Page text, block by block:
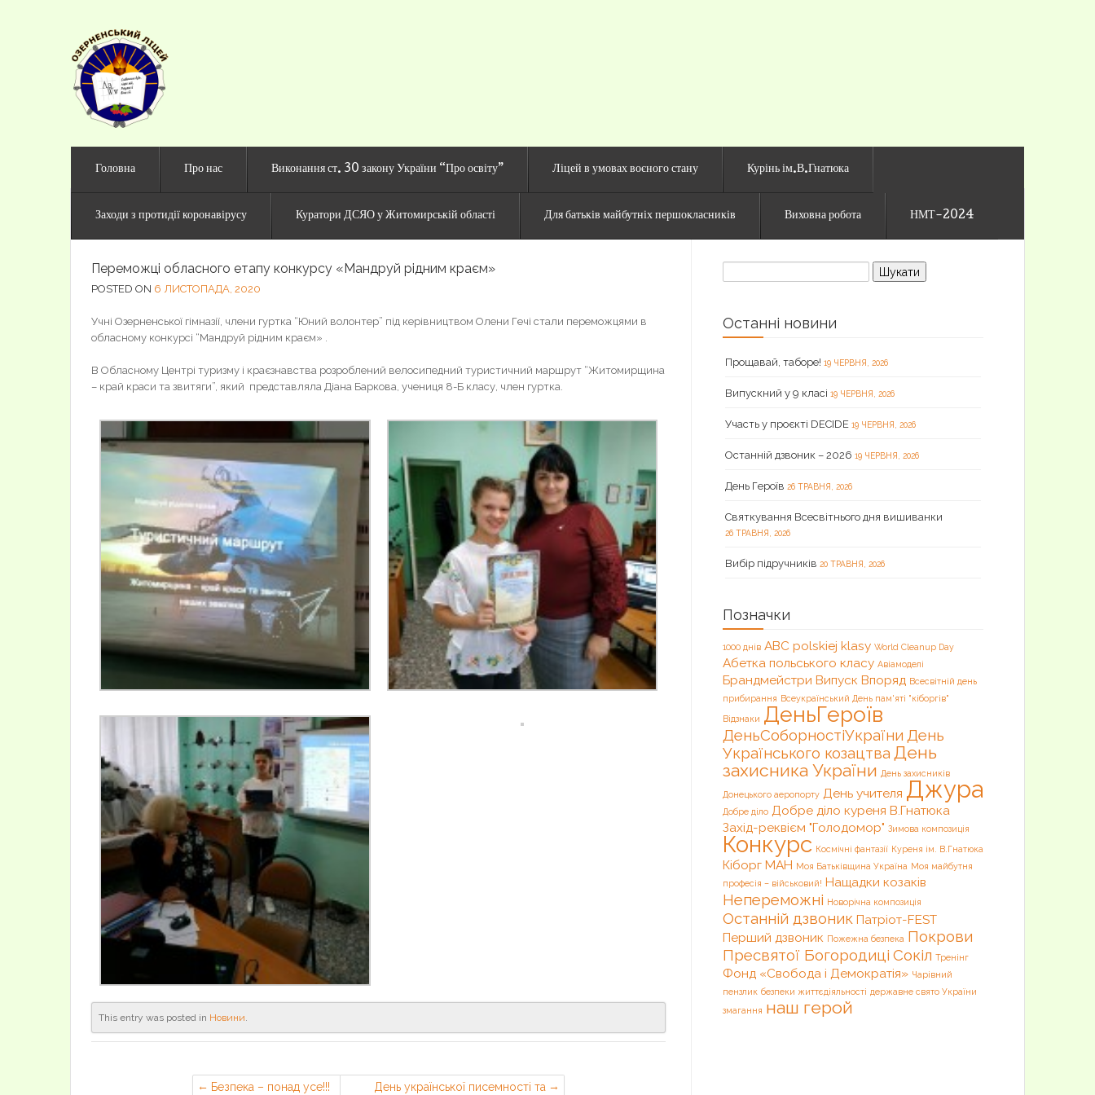
Головна Про нас Виконання ст. 30 закону України “Про освіту” Ліцей в умовах воєного стану Курінь ім.В.Гнатюка
Заходи з протидії коронавірусу Куратори ДСЯО у Житомирській області Для батьків майбутніх першокласників Виховна робота НМТ-2024
Переможці обласного етапу конкурсу «Мандруй рідним краєм»
POSTED ON 6 ЛИСТОПАДА, 2020
Учні Озерненської гімназії, члени гуртка “Юний волонтер” під керівництвом Олени Гечі стали переможцями в
обласному конкурсі “Мандруй рідним краєм» .
В Обласному Центрі туризму і краєзнавства розроблений велосипедний туристичний маршрут “Житомирщина
– край краси та звитяги”, який представляла Діана Баркова, учениця 8-Б класу, член гуртка.
This entry was posted in Новини.
Безпека – понад усе!!! День української писемності та
Пошук:
Останні новини
Прощавай, таборе! 19 ЧЕРВНЯ, 2026
Випускний у 9 класі 19 ЧЕРВНЯ, 2026
Участь у проєкті DECIDE 19 ЧЕРВНЯ, 2026
Останній дзвоник – 2026 19 ЧЕРВНЯ, 2026
День Героїв 26 ТРАВНЯ, 2026
Святкування Всесвітнього дня вишиванки
26 ТРАВНЯ, 2026
Вибір підручників 20 ТРАВНЯ, 2026
Позначки
1000 днів ABC polskiej klasy World Cleanup Day
Абетка польського класу Авіамоделі
Брандмейстри Випуск Впоряд Всесвітній день
прибирання Всеукраїнський День пам'яті "кіборгів"
Відзнаки ДеньГероїв
ДеньСоборностіУкраїни День
Українського козацтва День
захисника України День захисників
Донецького аеропорту День учителя Джура
Добре діло Добре діло куреня В.Гнатюка
Захід-реквієм "Голодомор" Зимова композиція
Конкурс Космічні фантазії Куреня ім. В.Гнатюка
Кіборг МАН Моя Батьківщина Україна Моя майбутня
професія – військовий! Нащадки козаків
Непереможні Новорічна композиція
Останній дзвоник Патріот-FEST
Перший дзвоник Пожежна безпека Покрови
Пресвятої Богородиці Сокіл Тренінг
Фонд «Свобода і Демократія» Чарівний
пензлик безпеки життєдіяльності державне свято України
змагання наш герой